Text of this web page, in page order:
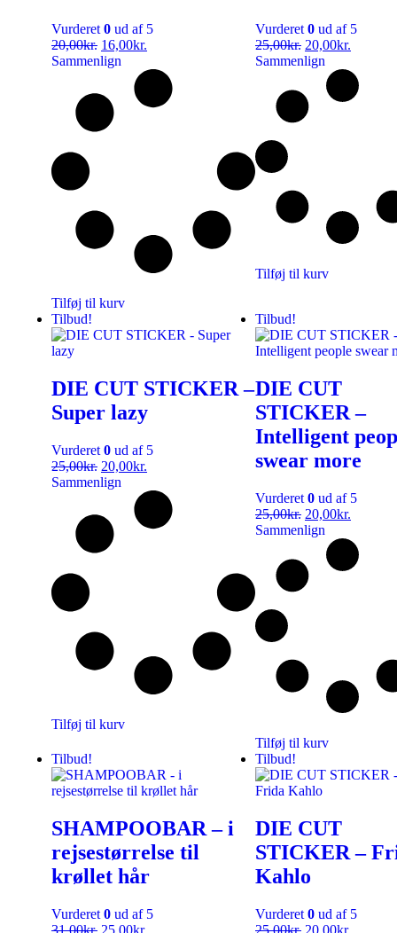
Vurderet 0 ud af 5
20,00kr. 16,00kr.
Sammenlign
Tilføj til kurv
Vurderet 0 ud af 5
25,00kr. 20,00kr.
Sammenlign
Tilføj til kurv
Tilbud!
DIE CUT STICKER –
Super lazy
Vurderet 0 ud af 5
25,00kr. 20,00kr.
Sammenlign
Tilføj til kurv
Tilbud!
DIE CUT
STICKER –
Intelligent
swear more
Vurderet 0 ud af 5
25,00kr. 20,00kr.
Sammenlign
Tilføj til kurv
Tilbud!
SHAMPOOBAR – i
rejsestørrelse til
krøllet hår
Vurderet 0 ud af 5
31,00kr. 25,00kr.
Tilbud!
DIE CUT
STICKER –
Kahlo
Vurderet 0 ud af 5
25,00kr. 20,00kr.